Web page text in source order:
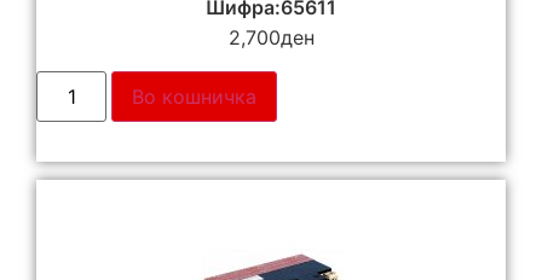
Шифра:65611
2,700ден
Во кошничка